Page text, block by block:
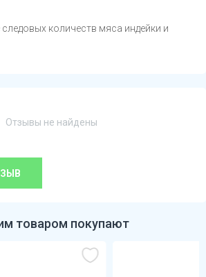
количеств мяса индейки и
Отзывы не найдены
товаром покупают